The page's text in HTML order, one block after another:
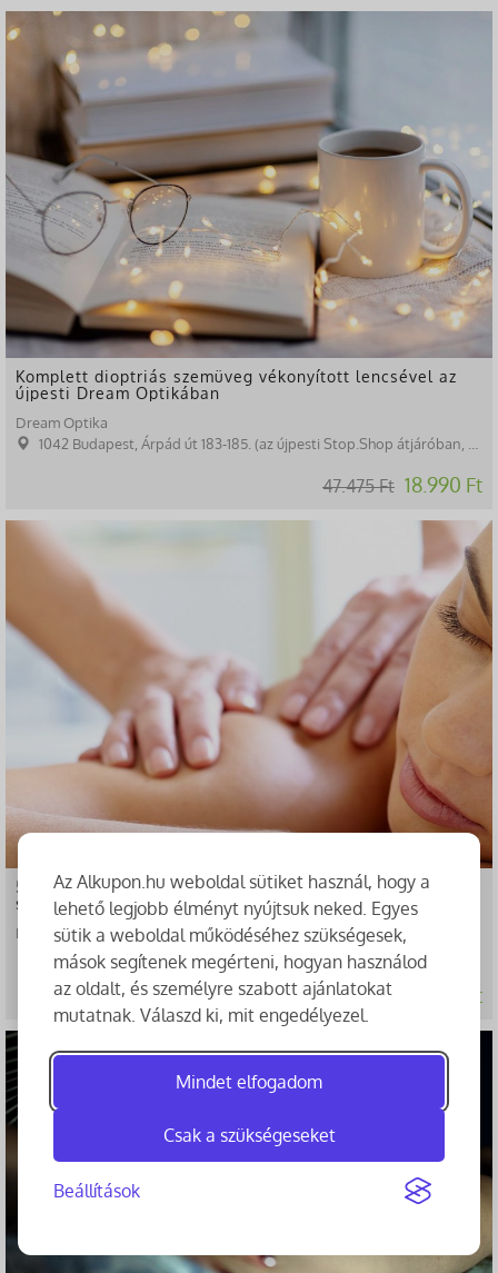
Az Alkupon.hu weboldal sütiket használ, hogy a
lehető legjobb élményt nyújtsuk neked. Egyes
sütik a weboldal működéséhez szükségesek,
mások segítenek megérteni, hogyan használod
az oldalt, és személyre szabott ajánlatokat
mutatnak. Válaszd ki, mit engedélyezel.
Mindet elfogadom
Csak a szükségeseket
Beállítások
-60%
Komplett dioptriás szemüveg vékonyított lencsével az
újpesti Dream Optikában
Dream Optika
1042 Budapest, Árpád út 183-185. (az újpesti Stop.Shop átjáróban, a gyógyszertárral szemben)
47.475 Ft 18.990 Ft
-30%
50 perces frissítő, relaxáló masszázs a Relax Spa
szalonban
Relax Spa Életmód és Fogyasztóközpont
Fazekas utca 22 Budapest 1027
10.000 Ft 6.990 Ft
-47%